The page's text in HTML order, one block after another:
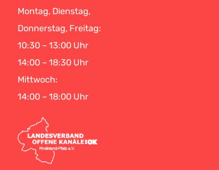
Montag, Dienstag,
Donnerstag, Freitag:
10:30 – 13:00 Uhr
14:00 – 18:30 Uhr
Mittwoch:
14:00 – 18:00 Uhr